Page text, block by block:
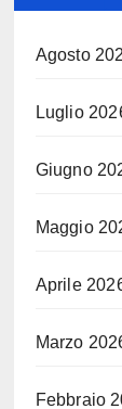
Agosto
Luglio
Giugno
Maggio
Aprile
Marzo
Febbraio